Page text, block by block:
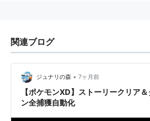
関連ブログ
ジュナリの森 • 7ヶ月前
【ポケモンXD】ストーリークリア
ン全捕獲自動化